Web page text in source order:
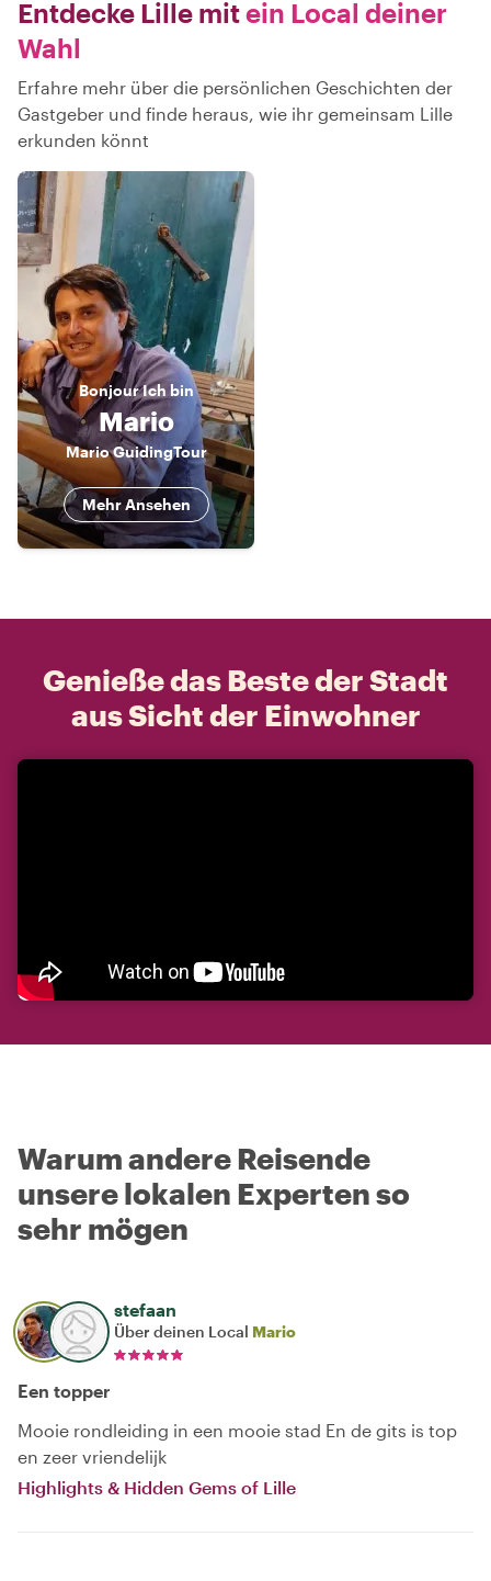
Entdecke Lille mitein Local deiner
Wahl
Erfahre mehr über die persönlichen Geschichten der
Gastgeber und finde heraus, wie ihr gemeinsam Lille
erkunden könnt
BonjourIch bin
Mario
Mario GuidingTour
Mehr Ansehen
Genieße das Beste der Stadt
aus Sicht der Einwohner
Warum andere Reisende
unsere lokalen Experten so
sehr mögen
stefaan
Über deinen Local Mario
Een topper
Mooie rondleiding in een mooie stad En de gits is top
en zeer vriendelijk
Highlights & Hidden Gems of Lille